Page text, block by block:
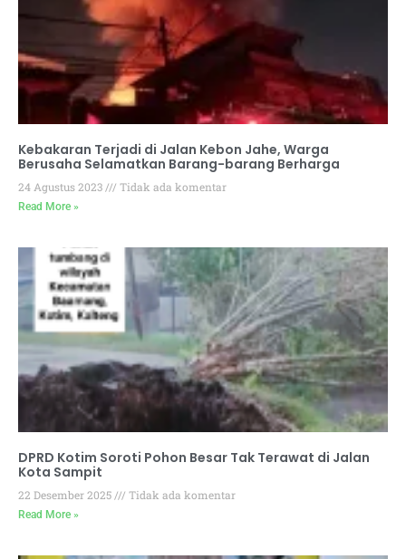
Kebakaran Terjadi di Jalan Kebon Jahe, Warga
Berusaha Selamatkan Barang-barang Berharga
24 Agustus 2023 Tidak ada komentar
Read More »
DPRD Kotim Soroti Pohon Besar Tak Terawat di Jalan
Kota Sampit
22 Desember 2025 Tidak ada komentar
Read More »